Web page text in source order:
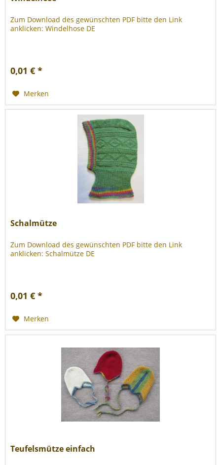
Zum Download des gewünschten PDF bitte den Link
anklicken: Windelhose DE
0,01 € *
Merken
Schalmütze
Zum Download des gewünschten PDF bitte den Link
anklicken: Schalmütze DE
0,01 € *
Merken
Teufelsmütze einfach